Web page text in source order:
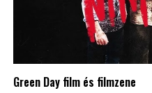
Green Day film és filmzene